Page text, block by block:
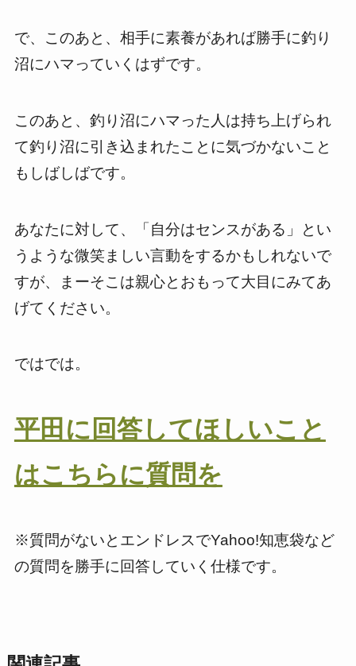
で、このあと、相手に素養があれば勝手に釣り
沼にハマっていくはずです。
このあと、釣り沼にハマった人は持ち上げられ
て釣り沼に引き込まれたことに気づかないこと
もしばしばです。
あなたに対して、「自分はセンスがある」とい
うような微笑ましい言動をするかもしれないで
すが、まーそこは親心とおもって大目にみてあ
げてください。
ではでは。
平田に回答してほしいこと
はこちらに質問を
※質問がないとエンドレスでYahoo!知恵袋など
の質問を勝手に回答していく仕様です。